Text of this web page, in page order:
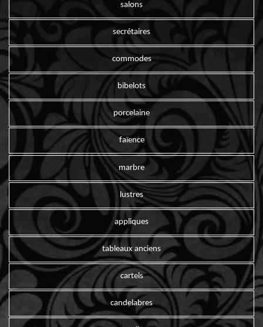
salons
secrétaires
commodes
bibelots
porcelaine
faïence
marbre
lustres
appliques
tableaux anciens
cartels
candelabres